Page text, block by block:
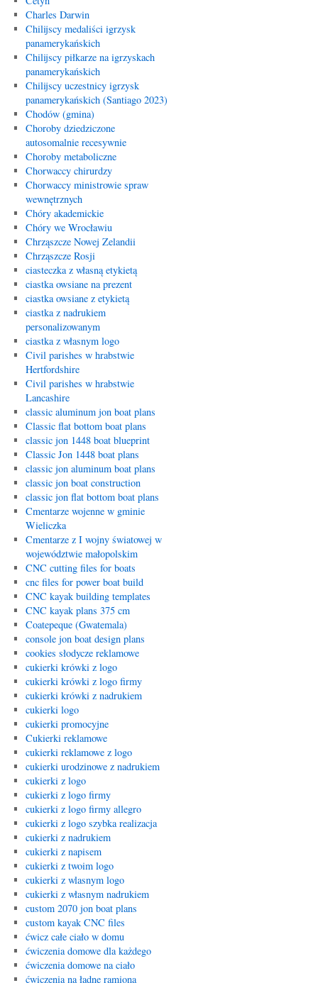
Charles Darwin
Chilijscy medaliści igrzysk
panamerykańskich
Chilijscy piłkarze na igrzyskach
panamerykańskich
Chilijscy uczestnicy igrzysk
panamerykańskich (Santiago 2023)
Chodów (gmina)
Choroby dziedziczone
autosomalnie recesywnie
Choroby metaboliczne
Chorwaccy chirurdzy
Chorwaccy ministrowie spraw
wewnętrznych
Chóry akademickie
Chóry we Wrocławiu
Chrząszcze Nowej Zelandii
Chrząszcze Rosji
ciasteczka z własną etykietą
ciastka owsiane na prezent
ciastka owsiane z etykietą
ciastka z nadrukiem
personalizowanym
ciastka z własnym logo
Civil parishes w hrabstwie
Hertfordshire
Civil parishes w hrabstwie
Lancashire
classic aluminum jon boat plans
Classic flat bottom boat plans
classic jon 1448 boat blueprint
Classic Jon 1448 boat plans
classic jon aluminum boat plans
classic jon boat construction
classic jon flat bottom boat plans
Cmentarze wojenne w gminie
Wieliczka
Cmentarze z I wojny światowej w
województwie małopolskim
CNC cutting files for boats
cnc files for power boat build
CNC kayak building templates
CNC kayak plans 375 cm
Coatepeque (Gwatemala)
console jon boat design plans
cookies słodycze reklamowe
cukierki krówki z logo
cukierki krówki z logo firmy
cukierki krówki z nadrukiem
cukierki logo
cukierki promocyjne
Cukierki reklamowe
cukierki reklamowe z logo
cukierki urodzinowe z nadrukiem
cukierki z logo
cukierki z logo firmy
cukierki z logo firmy allegro
cukierki z logo szybka realizacja
cukierki z nadrukiem
cukierki z napisem
cukierki z twoim logo
cukierki z wlasnym logo
cukierki z własnym nadrukiem
custom 2070 jon boat plans
custom kayak CNC files
ćwicz całe ciało w domu
ćwiczenia domowe dla każdego
ćwiczenia domowe na ciało
ćwiczenia na ładne ramiona